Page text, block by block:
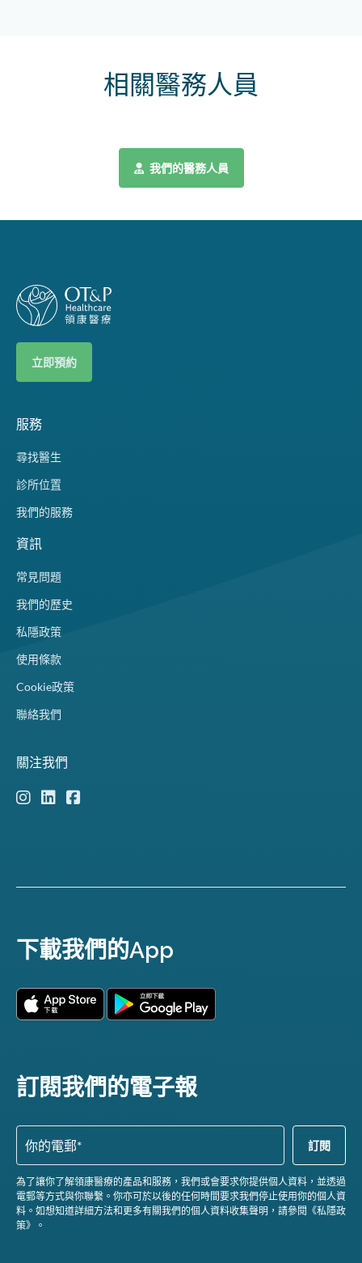
相關醫務人員
我們的醫務人員
立即預約
服務
尋找醫生
診所位置
我們的服務
資訊
常見問題
我們的歷史
私隱政策
使用條款
Cookie政策
聯絡我們
關注我們
下載我們的App
訂閱我們的電子報
為了讓你了解領康醫療的產品和服務，我們或會要求你提供個人資料，並透過
電郵等方式與你聯繫。你亦可於以後的任何時間要求我們停止使用你的個人資
料。如想知道詳細方法和更多有關我們的個人資料收集聲明，請參閱《私隱政
策》。